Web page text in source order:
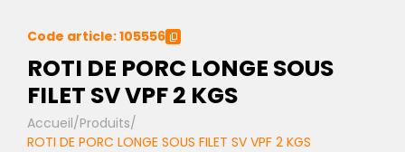
Code article: 105556
ROTI DE PORC LONGE SOUS
FILET SV VPF 2 KGS
Accueil/Produits/
ROTI DE PORC LONGE SOUS FILET SV VPF 2 KGS